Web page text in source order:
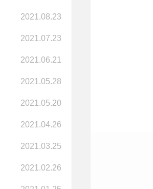
2021.08.23
2021.07.23
2021.06.21
2021.05.28
2021.05.20
2021.04.26
2021.03.25
2021.02.26